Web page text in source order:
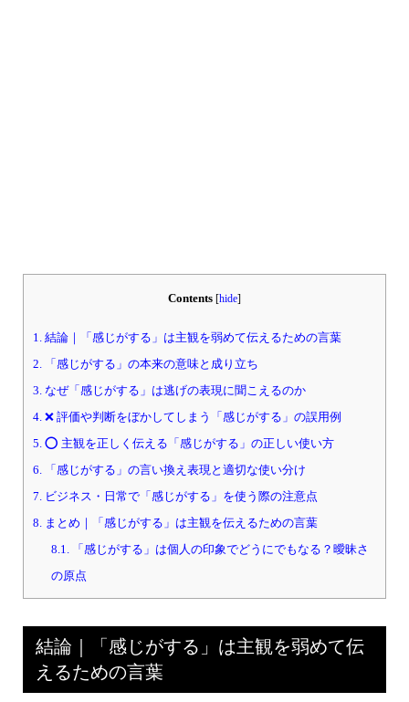
Contents [hide]
1.結論｜「感じがする」は主観を弱めて伝えるための言葉
2.「感じがする」の本来の意味と成り立ち
3.なぜ「感じがする」は逃げの表現に聞こえるのか
4.❌ 評価や判断をぼかしてしまう「感じがする」の誤用例
5.⭕ 主観を正しく伝える「感じがする」の正しい使い方
6.「感じがする」の言い換え表現と適切な使い分け
7.ビジネス・日常で「感じがする」を使う際の注意点
8.まとめ｜「感じがする」は主観を伝えるための言葉
8.1.「感じがする」は個人の印象でどうにでもなる？曖昧さ
の原点
結論｜「感じがする」は主観を弱めて伝
えるための言葉